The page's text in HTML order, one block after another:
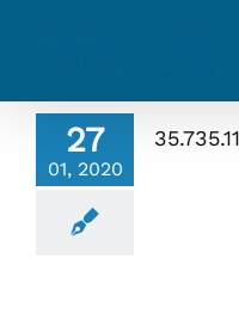
27
01, 2020